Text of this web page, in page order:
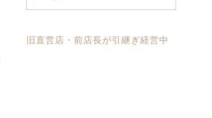
旧直営店・前店長が引継ぎ経営中